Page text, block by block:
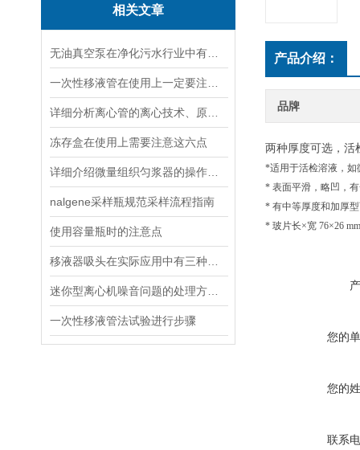
相关文章
冻存盒在使用上需要注意这六点
nalgene采样瓶规范采样流程指南
使用容量瓶时的注意点
一次性移液管法试验进行步骤
产品介绍：
品牌
两种厚度可选，
*适用于活检溶液，
* 表面平滑，略凹，
* 有中等厚度和加厚
* 玻片长×宽 76×26
您的
您的
联系